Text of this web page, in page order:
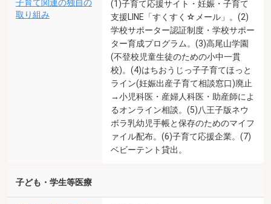
子育て関連の独自の
取り組み
(1)子育て応援サイト・妊娠・子育て
支援LINE「すくすく☆メール」。(2)
学校サポーター認証制度・学校サポー
ター育成プログラム。(3)高尾山学園
(不登校児童生徒のための小中一貫
校)。(4)はちおうじっ子子育てほっと
ライン(妊娠出産子育て相談窓口)廃止
→小児科医・産婦人科医・助産師によ
るオンライン相談。(5)八王子版ネウ
ボラ乳幼児手帳と保存のためのマイフ
ァイル配布。(6)子育て応援企業。(7)
ベビーテント貸出。
子ども・学生等医療